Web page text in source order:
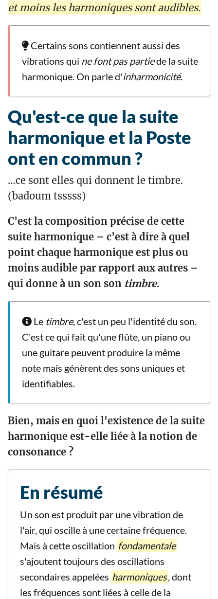
et moins les harmoniques sont audibles.
Certains sons contiennent aussi des
vibrations qui ne font pas partiede la suite
harmonique. On parle d'inharmonicité.
Qu'est-ce que la suite
harmonique et la Poste
ont en commun ?
…ce sont elles qui donnent le timbre.
(badoum tsssss)
C'est la composition précise de cette
suite harmonique – c'est à dire à quel
point chaque harmonique est plus ou
moins audible par rapport aux autres –
qui donne à un son son timbre.
Le timbre, c'est un peu l'identité du son.
C'est ce qui fait qu'une flûte, un piano ou
une guitare peuvent produire la même
note mais génèrent des sons uniques et
identifiables.
Bien, mais en quoi l'existence de la suite
harmonique est-elle liée à la notion de
consonance ?
En résumé
Un son est produit par une vibration de
l'air, qui oscille à une certaine fréquence.
Mais à cette oscillation fondamentale
s'ajoutent toujours des oscillations
secondaires appelées harmoniques, dont
les fréquences sont liées à celle de la